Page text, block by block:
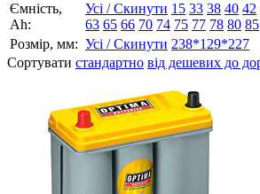
Ємність,
Аh:
Усі / Скинути 15 33 38 40 42
63 65 66 70 74 75 77 78 80 85
Розмір, мм: Усі / Скинути 238*129*227
Сортувати стандартно від дешевих до